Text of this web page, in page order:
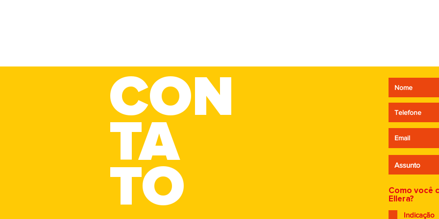
O cliente já comprou. E
argumento.
CON
TA
TO
Como você
Ellera?
Indicação